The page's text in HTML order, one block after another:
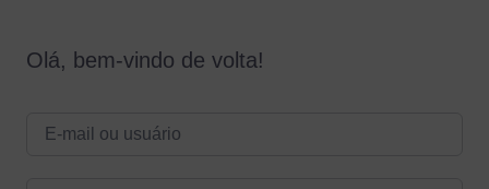
Olá, bem-vindo de volta!